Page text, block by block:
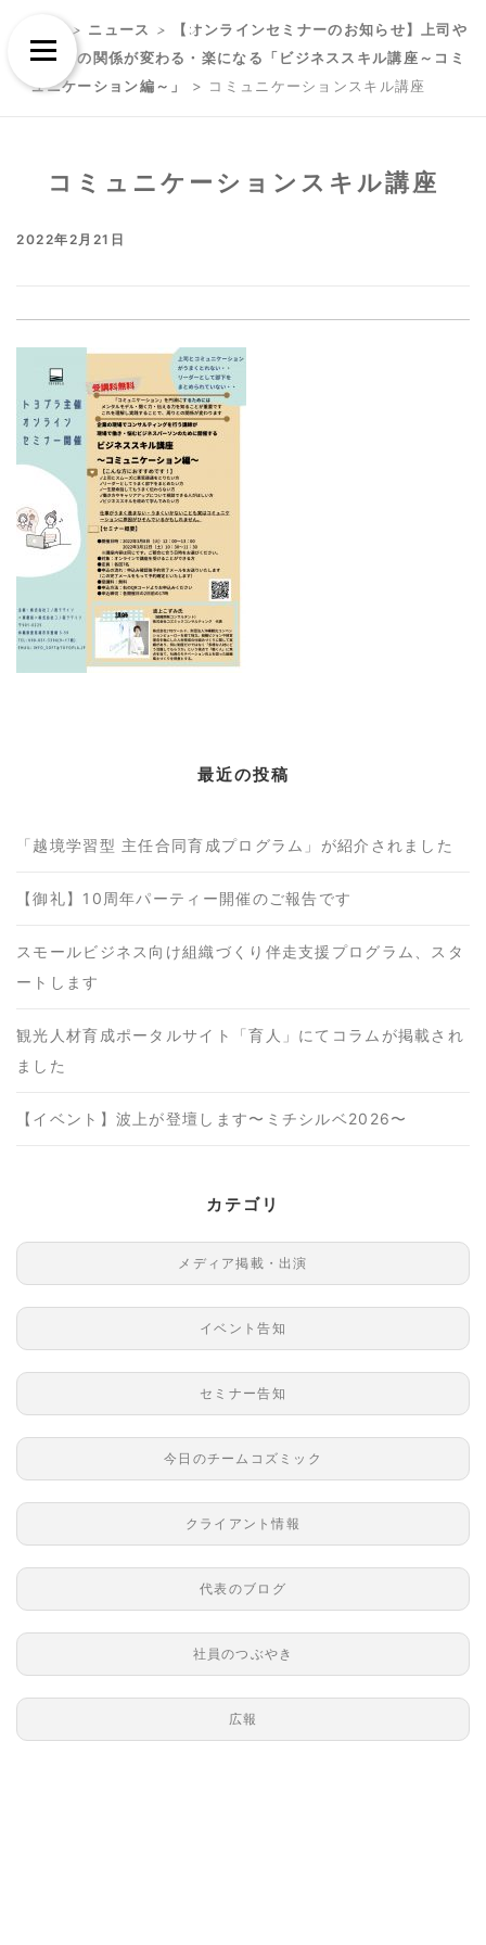
Menu
> ニュース >
【オンラインセミナーのお知らせ】上司や
部下との関係が変わる・楽になる「ビジネススキル講座～コミ
ュニケーション編～」
> コミュニケーションスキル講座
コミュニケーションスキル講座
2022年2月21日
最近の投稿
「越境学習型 主任合同育成プログラム」が紹介されました
【御礼】10周年パーティー開催のご報告です
スモールビジネス向け組織づくり伴走支援プログラム、スタ
ートします
観光人材育成ポータルサイト「育人」にてコラムが掲載され
ました
【イベント】波上が登壇します〜ミチシルベ2026〜
カテゴリ
メディア掲載・出演
イベント告知
セミナー告知
今日のチームコズミック
クライアント情報
代表のブログ
社員のつぶやき
広報